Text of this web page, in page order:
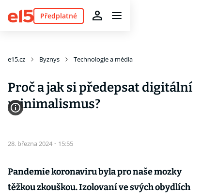
Předplatné
e15.cz Byznys Technologie a média
Proč a jak si předepsat digitální
minimalismus?
28. března 2024 · 15:55
Pandemie koronaviru byla pro naše mozky
těžkou zkouškou. Izolovaní ve svých obydlích